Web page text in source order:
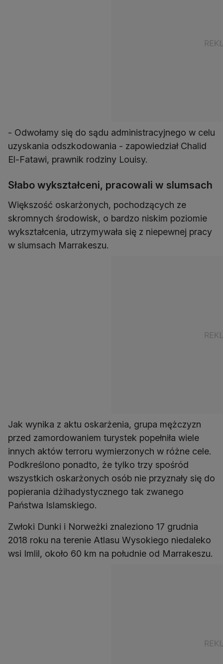
- Odwołamy się do sądu administracyjnego w celu
uzyskania odszkodowania - zapowiedział Chalid
El-Fatawi, prawnik rodziny Louisy.
Słabo wykształceni, pracowali w slumsach
Większość oskarżonych, pochodzących ze
skromnych środowisk, o bardzo niskim poziomie
wykształcenia, utrzymywała się z niepewnej pracy
w slumsach Marrakeszu.
Jak wynika z aktu oskarżenia, grupa mężczyzn
przed zamordowaniem turystek popełniła wiele
innych aktów terroru wymierzonych w różne cele.
Podkreślono ponadto, że tylko trzy spośród
wszystkich oskarżonych osób nie przyznały się do
popierania dżihadystycznego tak zwanego
Państwa Islamskiego.
Zwłoki Dunki i Norweżki znaleziono 17 grudnia
2018 roku na terenie Atlasu Wysokiego niedaleko
wsi Imlil, około 60 km na południe od Marrakeszu.